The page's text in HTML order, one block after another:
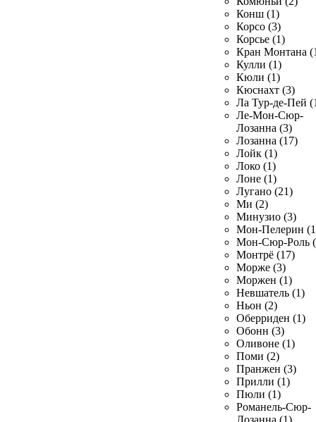
Конш (1)
Корсо (3)
Корсье (1)
Кран Монтана
Кулли (1)
Кюли (1)
Кюснахт (3)
Ла Тур-де-Пей
Ле-Мон-Сюр-
Лозанна (3)
Лозанна (17)
Лойк (1)
Локо (1)
Лоне (1)
Лугано (21)
Ми (2)
Минузио (3)
Мон-Пелерин
Мон-Сюр-Роль
Монтрё (17)
Морже (3)
Моржен (1)
Невшатель (1)
Ньон (2)
Оберриден (1)
Обонн (3)
Оливоне (1)
Поми (2)
Пранжен (3)
Прилли (1)
Пюли (1)
Романель-Сюр-
Лозанна (1)